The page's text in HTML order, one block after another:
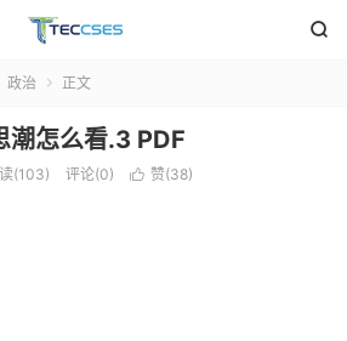

政治  正文
潮怎么看.3 PDF
(103) 评论(0)  赞(38)